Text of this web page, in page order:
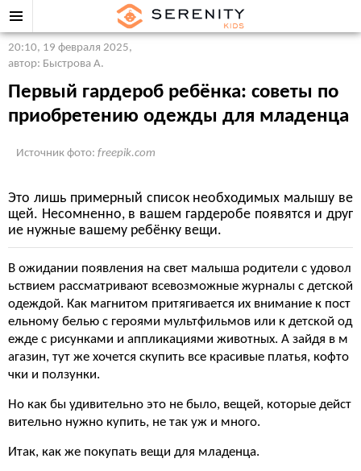
20:10, 19 февраля 2025,
автор: Быстрова А.
Первый гардероб ребёнка: советы по
приобретению одежды для младенца
Источник фото: freepik.com
Это лишь примерный список необходимых малышу ве
щей. Несомненно, в вашем гардеробе появятся и друг
ие нужные вашему ребёнку вещи.
В ожидании появления на свет малыша родители с удовол
ьствием рассматривают всевозможные журналы с детской
одеждой. Как магнитом притягивается их внимание к пост
ельному белью с героями мультфильмов или к детской од
ежде с рисунками и аппликациями животных. А зайдя в м
агазин, тут же хочется скупить все красивые платья, кофто
чки и ползунки.
Но как бы удивительно это не было, вещей, которые дейст
вительно нужно купить, не так уж и много.
Итак, как же покупать вещи для младенца.